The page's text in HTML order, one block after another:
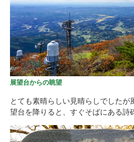
展望台からの眺望
とても素晴らしい見晴らしでしたが
望台を降りると、すぐそばにある詩